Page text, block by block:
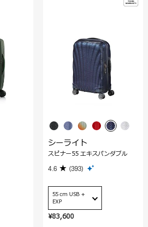
¥83,600
シーライト
スピナー55 エキスパンダブル
4.6 (393)
55 cm USB +
EXP